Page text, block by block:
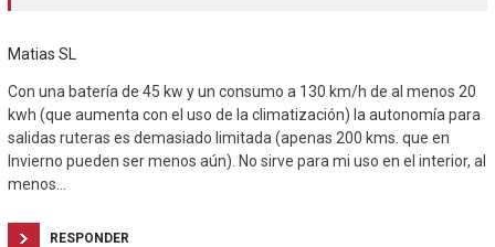
Matias SL
Con una batería de 45 kw y un consumo a 130 km/h de al menos 20
kwh (que aumenta con el uso de la climatización) la autonomía para
salidas ruteras es demasiado limitada (apenas 200 kms. que en
Invierno pueden ser menos aún). No sirve para mi uso en el interior, al
menos…
RESPONDER